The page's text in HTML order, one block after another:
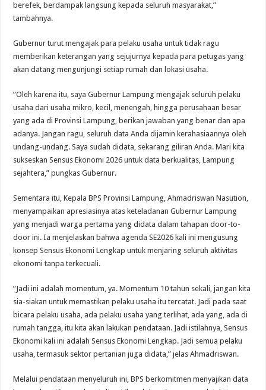
berefek, berdampak langsung kepada seluruh masyarakat,”
tambahnya.
​Gubernur turut mengajak para pelaku usaha untuk tidak ragu
memberikan keterangan yang sejujurnya kepada para petugas yang
akan datang mengunjungi setiap rumah dan lokasi usaha.
​”Oleh karena itu, saya Gubernur Lampung mengajak seluruh pelaku
usaha dari usaha mikro, kecil, menengah, hingga perusahaan besar
yang ada di Provinsi Lampung, berikan jawaban yang benar dan apa
adanya. Jangan ragu, seluruh data Anda dijamin kerahasiaannya oleh
undang-undang. Saya sudah didata, sekarang giliran Anda. Mari kita
sukseskan Sensus Ekonomi 2026 untuk data berkualitas, Lampung
sejahtera,” pungkas Gubernur.
Sementara itu, Kepala BPS Provinsi Lampung, Ahmadriswan Nasution,
menyampaikan apresiasinya atas keteladanan Gubernur Lampung
yang menjadi warga pertama yang didata dalam tahapan door-to-
door ini. Ia menjelaskan bahwa agenda SE2026 kali ini mengusung
konsep Sensus Ekonomi Lengkap untuk menjaring seluruh aktivitas
ekonomi tanpa terkecuali.
​”Jadi ini adalah momentum, ya. Momentum 10 tahun sekali, jangan kita
sia-siakan untuk memastikan pelaku usaha itu tercatat. Jadi pada saat
bicara pelaku usaha, ada pelaku usaha yang terlihat, ada yang, ada di
rumah tangga, itu kita akan lakukan pendataan. Jadi istilahnya, Sensus
Ekonomi kali ini adalah Sensus Ekonomi Lengkap. Jadi semua pelaku
usaha, termasuk sektor pertanian juga didata,” jelas Ahmadriswan.
​Melalui pendataan menyeluruh ini, BPS berkomitmen menyajikan data